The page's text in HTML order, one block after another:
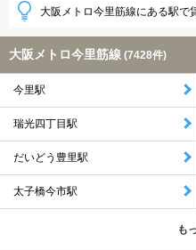
大阪メトロ今里筋線にある駅で
大阪メトロ今里筋線 (7428件)
今里駅
瑞光四丁目駅
だいどう豊里駅
太子橋今市駅
も